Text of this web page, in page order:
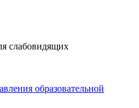
слабовидящих
образовательной